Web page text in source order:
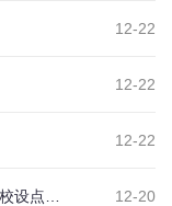
12-22
12-22
12-22
12-20